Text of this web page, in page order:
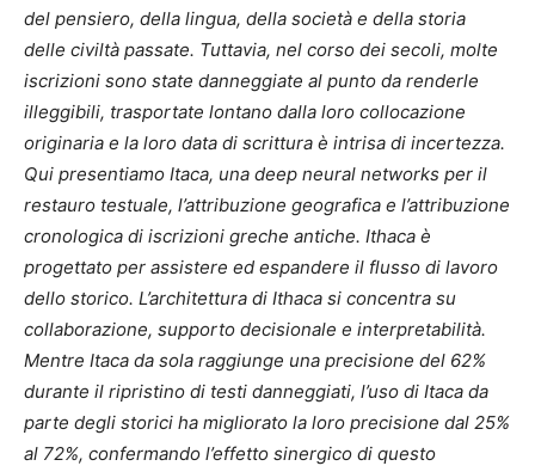
del pensiero, della lingua, della società e della storia
delle civiltà passate. Tuttavia, nel corso dei secoli, molte
iscrizioni sono state danneggiate al punto da renderle
illeggibili, trasportate lontano dalla loro collocazione
originaria e la loro data di scrittura è intrisa di incertezza.
Qui presentiamo Itaca, una deep neural networks per il
restauro testuale, l’attribuzione geografica e l’attribuzione
cronologica di iscrizioni greche antiche. Ithaca è
progettato per assistere ed espandere il flusso di lavoro
dello storico. L’architettura di Ithaca si concentra su
collaborazione, supporto decisionale e interpretabilità.
Mentre Itaca da sola raggiunge una precisione del 62%
durante il ripristino di testi danneggiati, l’uso di Itaca da
parte degli storici ha migliorato la loro precisione dal 25%
al ​​72%, confermando l’effetto sinergico di questo